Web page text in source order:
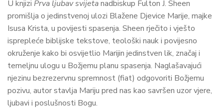
U knjizi Prva ljubav svijetanadbiskup Fulton J. Sheen
promišlja o jedinstvenoj ulozi Blažene Djevice Marije, majke
Isusa Krista, u povijesti spasenja. Sheen rječito i vješto
isprepleće biblijske tekstove, teološki nauk i povijesno
okruženje kako bi osvijetlio Marijin jedinstven lik, značaj i
temeljnu ulogu u Božjemu planu spasenja. Naglašavajući
njezinu bezrezervnu spremnost (fiat) odgovoriti Božjemu
pozivu, autor stavlja Mariju pred nas kao savršen uzor vjere,
ljubavi i poslušnosti Bogu.